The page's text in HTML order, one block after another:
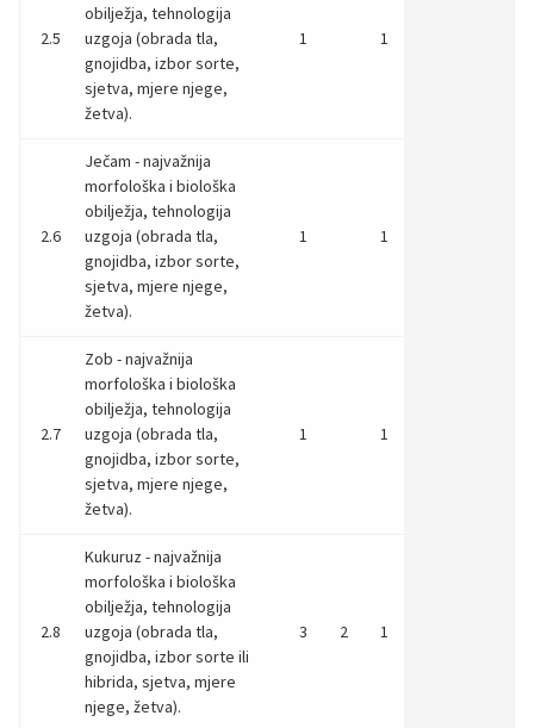
2.5
obilježja, tehnologija
uzgoja (obrada tla,
gnojidba, izbor sorte,
sjetva, mjere njege,
žetva).
1 1
2.6
Ječam - najvažnija
morfološka i biološka
obilježja, tehnologija
uzgoja (obrada tla,
gnojidba, izbor sorte,
sjetva, mjere njege,
žetva).
1 1
2.7
Zob - najvažnija
morfološka i biološka
obilježja, tehnologija
uzgoja (obrada tla,
gnojidba, izbor sorte,
sjetva, mjere njege,
žetva).
1 1
2.8
Kukuruz - najvažnija
morfološka i biološka
obilježja, tehnologija
uzgoja (obrada tla,
gnojidba, izbor sorte ili
hibrida, sjetva, mjere
njege, žetva).
3 2 1